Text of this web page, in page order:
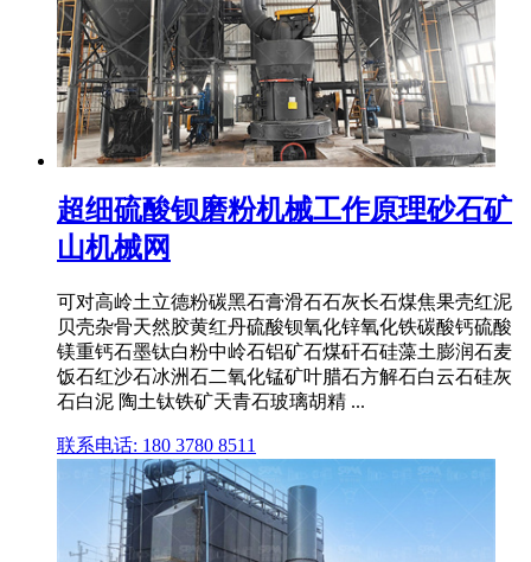
超细硫酸钡磨粉机械工作原理砂石矿
山机械网
可对高岭土立德粉碳黑石膏滑石石灰长石煤焦果壳红泥
贝壳杂骨天然胶黄红丹硫酸钡氧化锌氧化铁碳酸钙硫酸
镁重钙石墨钛白粉中岭石铝矿石煤矸石硅藻土膨润石麦
饭石红沙石冰洲石二氧化锰矿叶腊石方解石白云石硅灰
石白泥 陶土钛铁矿天青石玻璃胡精 ...
联系电话: 180 3780 8511